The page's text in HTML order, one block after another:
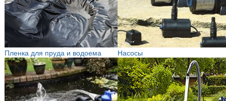
Пленка для пруда и водоема Насосы